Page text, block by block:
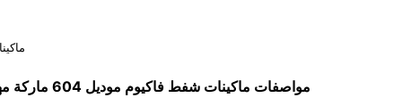
مواصفات ماكينات شفط فاكيوم موديل 604 ماركة